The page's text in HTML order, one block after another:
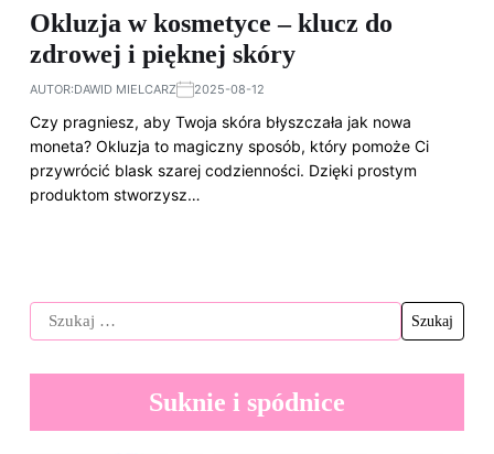
Okluzja w kosmetyce – klucz do
zdrowej i pięknej skóry
AUTOR:DAWID MIELCARZ 2025-08-12
Czy pragniesz, aby Twoja skóra błyszczała jak nowa
moneta? Okluzja to magiczny sposób, który pomoże Ci
przywrócić blask szarej codzienności. Dzięki prostym
produktom stworzysz…
Suknie i spódnice